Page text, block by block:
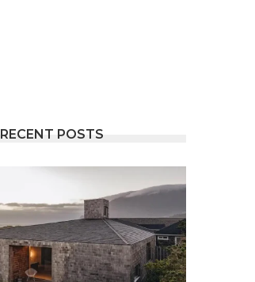
RECENT POSTS